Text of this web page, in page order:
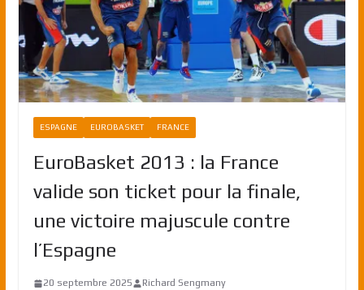
ESPAGNE EUROBASKET FRANCE
EuroBasket 2013 : la France
valide son ticket pour la finale,
une victoire majuscule contre
l’Espagne
20 septembre 2025 Richard Sengmany